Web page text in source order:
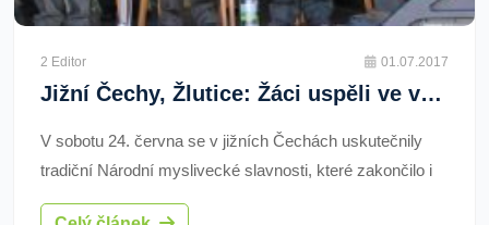
2 Editor 01.07.2017
Jižní Čechy, Žlutice: Žáci uspěli ve vábení jelenů
V sobotu 24. června se v jižních Čechách uskutečnily
tradiční Národní myslivecké slavnosti, které zakončilo i
divácky atraktivní Mistrovství ČR ve vábení jelenů.